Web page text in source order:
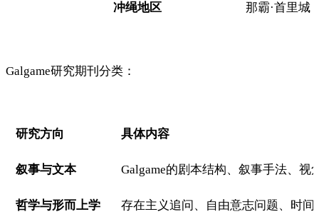
冲绳地区 那霸·首里城
Galgame研究期刊分类：
研究方向 具体内容
叙事与文本 Galgame的剧本结构、叙事手法、
哲学与形而上学 存在主义追问、自由意志问题、时